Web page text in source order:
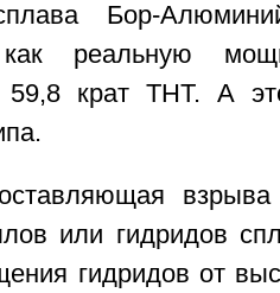
Бор-
как реальную
крат ТНТ. А
или гидридов
гидридов от